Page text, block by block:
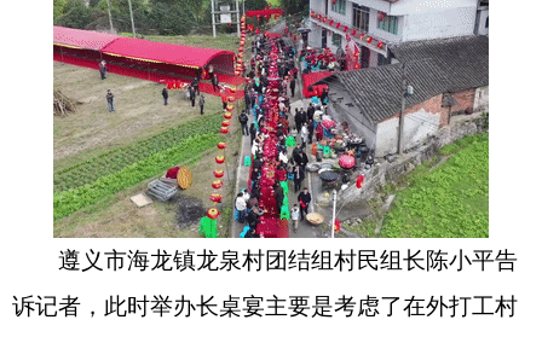
遵义市海龙镇龙泉村团结组村民组长陈小平告
诉记者，此时举办长桌宴主要是考虑了在外打工村